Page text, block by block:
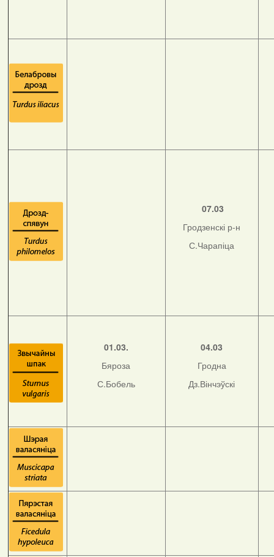
07.03
Гродзенскі р-н
С.Чарапіца
01.03.
Бяроза
С.Бобель
04.03
Гродна
Дз.Вінчэўскі